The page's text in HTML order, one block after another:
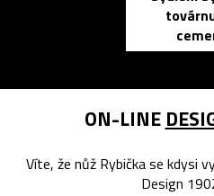
ON-LINE
Víte, že nůž Rybička se kdysi
Design